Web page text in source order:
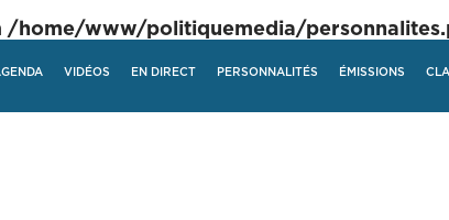
/home/www/politiquemedia/
VIDÉOS EN DIRECT PERSONNALITÉS ÉMISSIONS